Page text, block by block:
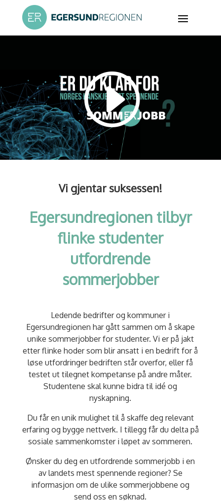
Vi gjentar suksessen!
Egersundregionen tilbyr
flinke studenter
utfordrende
sommerjobber
Ledende bedrifter og kommuner i
Egersundregionen har gått sammen om å skape
unike sommerjobber for studenter. Vi er på jakt
etter flinke hoder som blir ansatt i en bedrift for å
løse utfordringer bedriften står overfor, eller få
testet ut tilegnet kompetanse på andre måter.
Studentene skal kunne bidra til idé og
nyskapning.
Du får en unik mulighet til å skaffe deg relevant
erfaring og bygge nettverk. I tillegg får du delta på
sosiale sammenkomster i løpet av sommeren.
Ønsker du deg en utfordrende sommerjobb i en
av landets mest spennende regioner? Se
informasjon om de ulike sommerjobbene og
send oss en søknad.